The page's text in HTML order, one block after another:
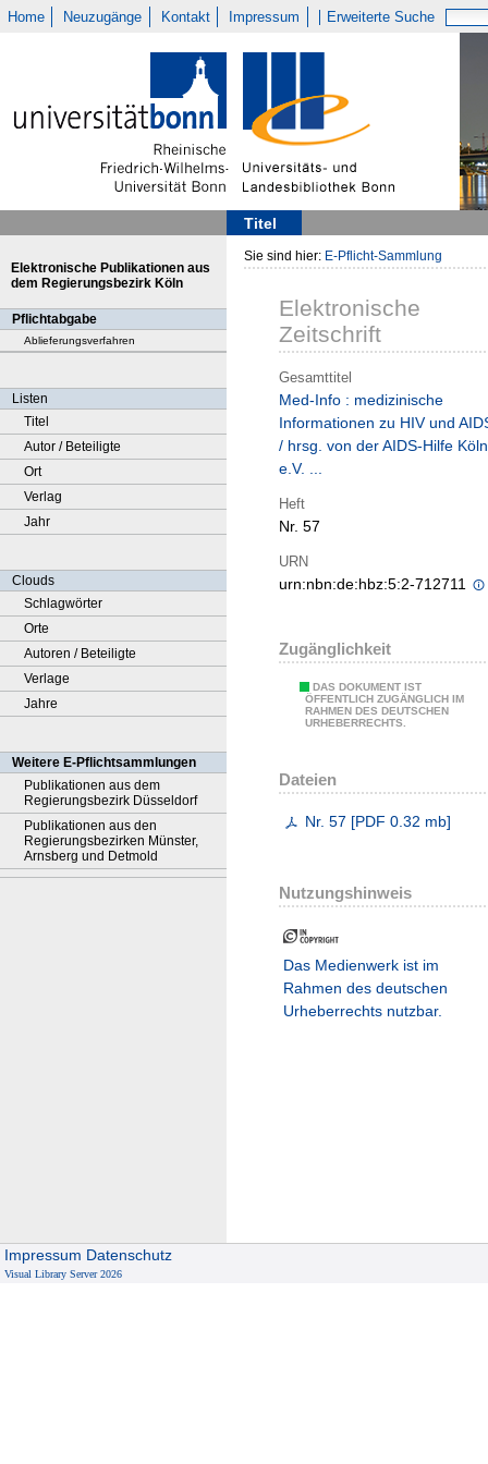
Home Neuzugänge Kontakt Impressum Erweiterte Suche
Titel
Elektronische Publikationen aus
dem Regierungsbezirk Köln
Pflichtabgabe
Ablieferungsverfahren
Listen
Titel
Autor / Beteiligte
Ort
Verlag
Jahr
Clouds
Schlagwörter
Orte
Autoren / Beteiligte
Verlage
Jahre
Weitere E-Pflichtsammlungen
Publikationen aus dem
Regierungsbezirk Düsseldorf
Publikationen aus den
Regierungsbezirken Münster,
Arnsberg und Detmold
Sie sind hier: E-Pflicht-Sammlung
Elektronische
Zeitschrift
Gesamttitel
Med-Info : medizinische
Informationen zu HIV und
/ hrsg. von der AIDS-Hilfe Köln
e.V. ...
Heft
Nr. 57
URN
urn:nbn:de:hbz:5:2-712711
Zugänglichkeit
DAS DOKUMENT IST
ÖFFENTLICH ZUGÄNGLICH IM
RAHMEN DES DEUTSCHEN
URHEBERRECHTS.
Dateien
Nr. 57 [PDF 0.32 mb]
Nutzungshinweis
Das Medienwerk ist im
Rahmen des deutschen
Urheberrechts nutzbar.
Impressum Datenschutz
Visual Library Server 2026